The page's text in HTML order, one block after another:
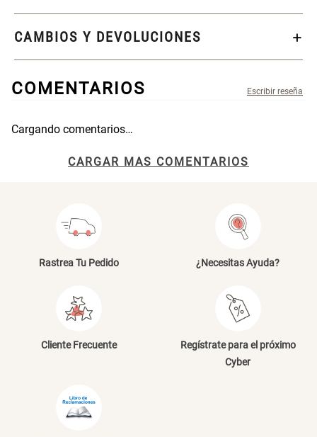
CAMBIOS Y DEVOLUCIONES
COMENTARIOS
Título
Tu nombre
Dirección de email
Escribe un comentario
ENVIAR COMENTARIO
Cargando comentarios…
CARGAR MAS COMENTARIOS
Rastrea Tu Pedido ¿Necesitas Ayuda?
Cliente Frecuente
Regístrate para el próximo
Cyber
S/ 269.00 S/ 104.00S/ 83.20
Set 2 Almohadas Hollow Almohada Microfibra
Redondo Ø38 x 52 cm
Topper de Microfibra 1500 GSM
Escalera Plegable Metal 3
Peldaños 71x41x106 cm
Cama Nido Grande para Perros
Papelero de Plástico Color 8 Lt
Canasto Bambú